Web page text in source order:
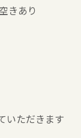
きあり
いただきます